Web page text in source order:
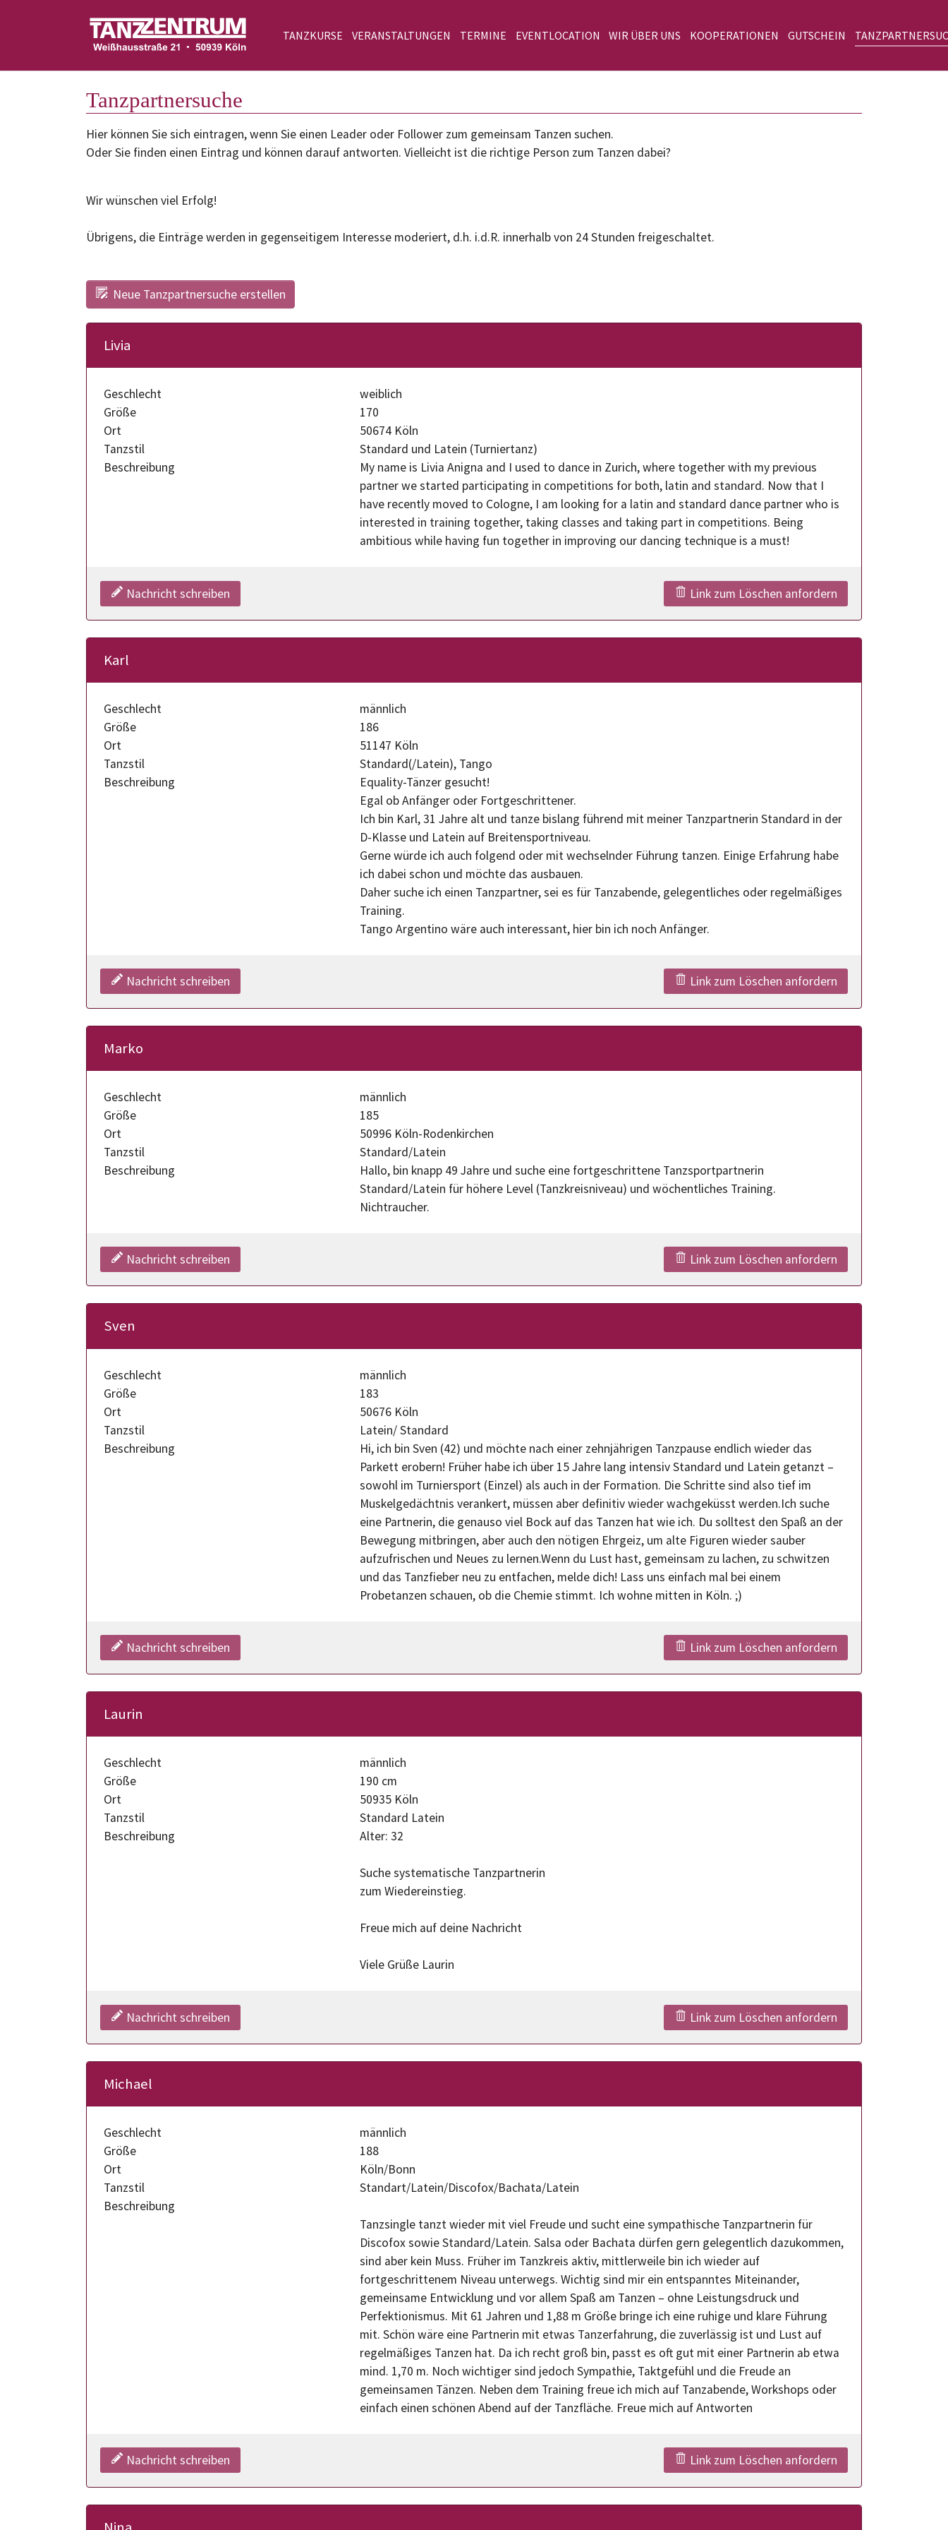
TANZKURSE VERANSTALTUNGEN TERMINE EVENTLOCATION WIR ÜBER UNS KOOPERATIONEN GUTSCHEIN
Tanzpartnersuche
Hier können Sie sich eintragen, wenn Sie einen Leader oder Follower zum gemeinsam Tanzen suchen.
Oder Sie finden einen Eintrag und können darauf antworten. Vielleicht ist die richtige Person zum Tanzen dabei?
Wir wünschen viel Erfolg!
Übrigens, die Einträge werden in gegenseitigem Interesse moderiert, d.h. i.d.R. innerhalb von 24 Stunden freigeschaltet.
Neue Tanzpartnersuche erstellen
Livia
Geschlecht
weiblich
Größe
170
Ort
50674 Köln
Tanzstil
Standard und Latein (Turniertanz)
Beschreibung
My name is Livia Anigna and I used to dance in Zurich, where together with my previous
partner we started participating in competitions for both, latin and standard. Now that I
have recently moved to Cologne, I am looking for a latin and standard dance partner who is
interested in training together, taking classes and taking part in competitions. Being
ambitious while having fun together in improving our dancing technique is a must!
Nachricht schreiben Link zum Löschen anfordern
Karl
Geschlecht
männlich
Größe
186
Ort
51147 Köln
Tanzstil
Standard(/Latein), Tango
Beschreibung
Equality-Tänzer gesucht!
Egal ob Anfänger oder Fortgeschrittener.
Ich bin Karl, 31 Jahre alt und tanze bislang führend mit meiner Tanzpartnerin Standard in der
D-Klasse und Latein auf Breitensportniveau.
Gerne würde ich auch folgend oder mit wechselnder Führung tanzen. Einige Erfahrung habe
ich dabei schon und möchte das ausbauen.
Daher suche ich einen Tanzpartner, sei es für Tanzabende, gelegentliches oder regelmäßiges
Training.
Tango Argentino wäre auch interessant, hier bin ich noch Anfänger.
Nachricht schreiben Link zum Löschen anfordern
Marko
Geschlecht
männlich
Größe
185
Ort
50996 Köln-Rodenkirchen
Tanzstil
Standard/Latein
Beschreibung
Hallo, bin knapp 49 Jahre und suche eine fortgeschrittene Tanzsportpartnerin
Standard/Latein für höhere Level (Tanzkreisniveau) und wöchentliches Training.
Nichtraucher.
Nachricht schreiben Link zum Löschen anfordern
Sven
Geschlecht
männlich
Größe
183
Ort
50676 Köln
Tanzstil
Latein/ Standard
Beschreibung
Hi, ich bin Sven (42) und möchte nach einer zehnjährigen Tanzpause endlich wieder das
Parkett erobern! Früher habe ich über 15 Jahre lang intensiv Standard und Latein getanzt –
sowohl im Turniersport (Einzel) als auch in der Formation. Die Schritte sind also tief im
Muskelgedächtnis verankert, müssen aber definitiv wieder wachgeküsst werden.Ich suche
eine Partnerin, die genauso viel Bock auf das Tanzen hat wie ich. Du solltest den Spaß an der
Bewegung mitbringen, aber auch den nötigen Ehrgeiz, um alte Figuren wieder sauber
aufzufrischen und Neues zu lernen.Wenn du Lust hast, gemeinsam zu lachen, zu schwitzen
und das Tanzfieber neu zu entfachen, melde dich! Lass uns einfach mal bei einem
Probetanzen schauen, ob die Chemie stimmt. Ich wohne mitten in Köln. ;)
Nachricht schreiben Link zum Löschen anfordern
Laurin
Geschlecht
männlich
Größe
190 cm
Ort
50935 Köln
Tanzstil
Standard Latein
Beschreibung
Alter: 32
Suche systematische Tanzpartnerin
zum Wiedereinstieg.
Freue mich auf deine Nachricht
Viele Grüße Laurin
Nachricht schreiben Link zum Löschen anfordern
Michael
Geschlecht
männlich
Größe
188
Ort
Köln/Bonn
Tanzstil
Standart/Latein/Discofox/Bachata/Latein
Beschreibung
Tanzsingle tanzt wieder mit viel Freude und sucht eine sympathische Tanzpartnerin für
Discofox sowie Standard/Latein. Salsa oder Bachata dürfen gern gelegentlich dazukommen,
sind aber kein Muss. Früher im Tanzkreis aktiv, mittlerweile bin ich wieder auf
fortgeschrittenem Niveau unterwegs. Wichtig sind mir ein entspanntes Miteinander,
gemeinsame Entwicklung und vor allem Spaß am Tanzen – ohne Leistungsdruck und
Perfektionismus. Mit 61 Jahren und 1,88 m Größe bringe ich eine ruhige und klare Führung
mit. Schön wäre eine Partnerin mit etwas Tanzerfahrung, die zuverlässig ist und Lust auf
regelmäßiges Tanzen hat. Da ich recht groß bin, passt es oft gut mit einer Partnerin ab etwa
mind. 1,70 m. Noch wichtiger sind jedoch Sympathie, Taktgefühl und die Freude an
gemeinsamen Tänzen. Neben dem Training freue ich mich auf Tanzabende, Workshops oder
einfach einen schönen Abend auf der Tanzfläche. Freue mich auf Antworten
Nachricht schreiben Link zum Löschen anfordern